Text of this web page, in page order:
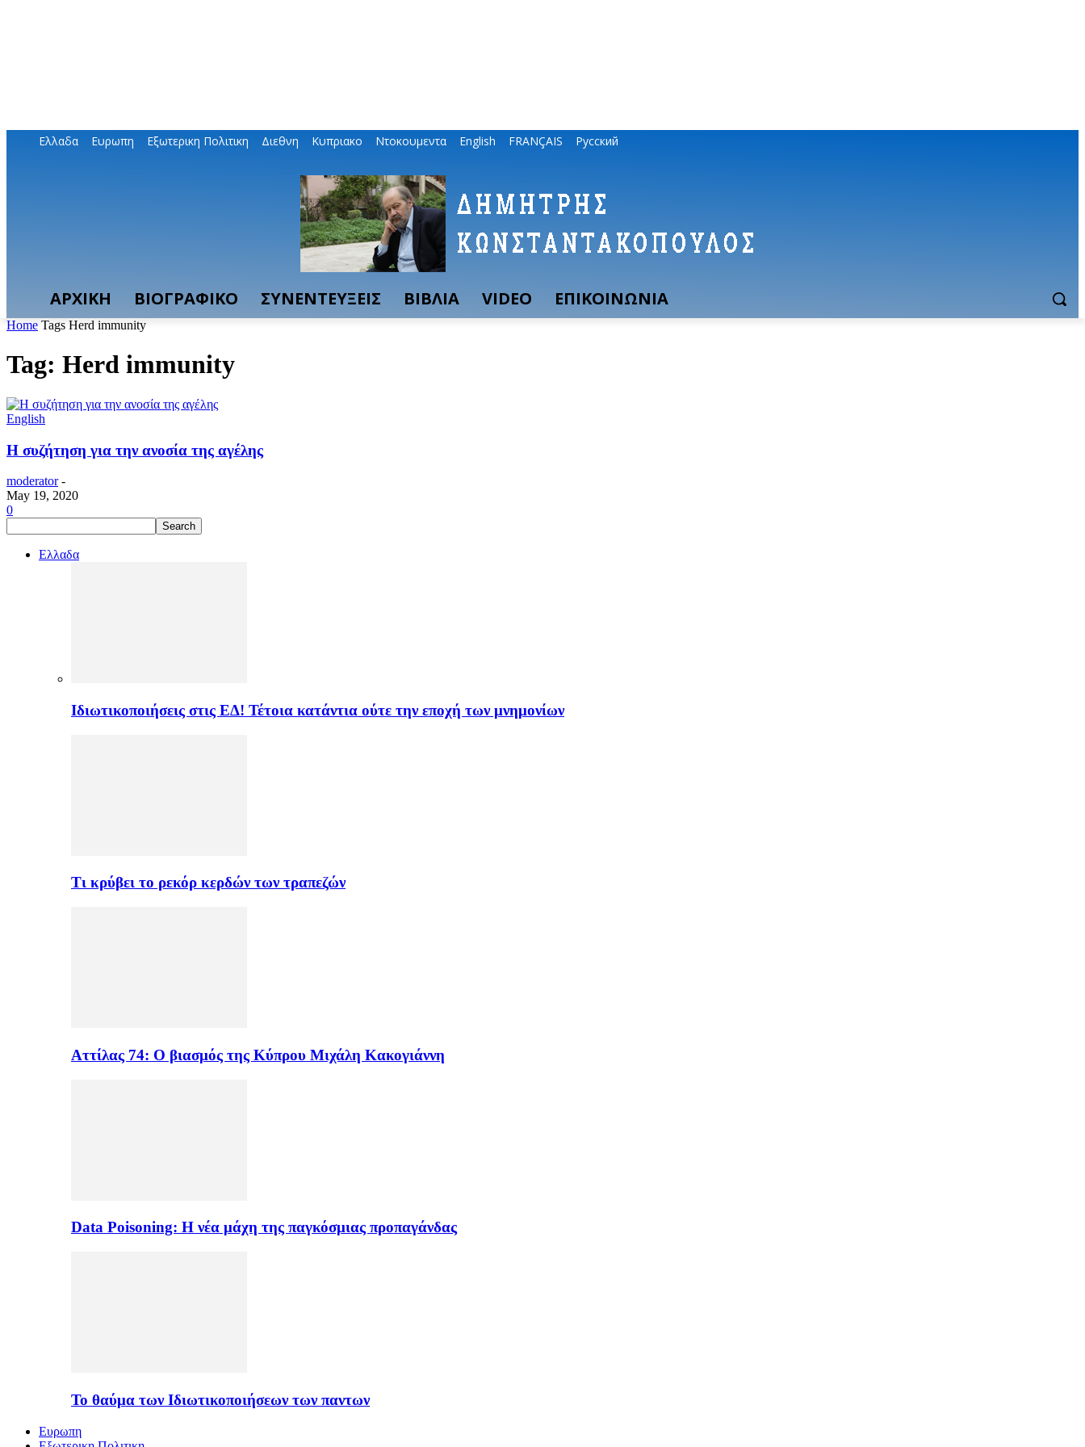
Ελλαδα Ευρωπη Εξωτερικη Πολιτικη Διεθνη Κυπριακο Ντοκουμεντα English FRANÇAIS Русский
ΑΡΧΙΚΗ ΒΙΟΓΡΑΦΙΚΟ ΣΥΝΕΝΤΕΥΞΕΙΣ ΒΙΒΛΙΑ VIDEO ΕΠΙΚΟΙΝΩΝΙΑ
Home Tags Herd immunity
Tag: Herd immunity
English
Η συζήτηση για την ανοσία της αγέλης
moderator -
May 19, 2020
0
Ελλαδα
Ιδιωτικοποιήσεις στις ΕΔ! Τέτοια κατάντια ούτε την εποχή των μνημονίων
Τι κρύβει το ρεκόρ κερδών των τραπεζών
Αττίλας 74: Ο βιασμός της Κύπρου Μιχάλη Κακογιάννη
Data Poisoning: Η νέα μάχη της παγκόσμιας προπαγάνδας
Το θαύμα των Ιδιωτικοποιήσεων των παντων
Ευρωπη